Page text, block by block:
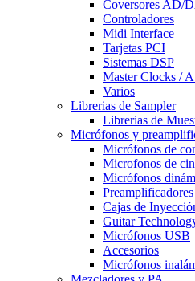
Coversores AD/
Controladores
Midi Interface
Tarjetas PCI
Sistemas DSP
Master Clocks /
Varios
Librerias de Sampler
Librerias de
Micrófonos y
Micrófonos de
Microfonos de
Micrófonos
Cajas de
Guitar
Micrófonos USB
Accesorios
Micrófonos